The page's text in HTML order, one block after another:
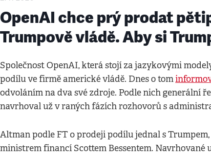
OpenAI chce prý prodat
Trumpově vládě. Aby si
Společnost OpenAI, která stojí za jazykovými
podílu ve firmě americké vládě. Dnes o tom
odvoláním na dva své zdroje. Podle nich generální
navrhoval už v raných fázích rozhovorů s
Altman podle FT o prodeji podílu jednal s
ministrem financí Scottem Bessentem.